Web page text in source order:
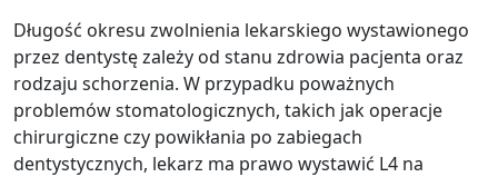
Długość okresu zwolnienia lekarskiego wystawionego
przez dentystę zależy od stanu zdrowia pacjenta oraz
rodzaju schorzenia. W przypadku poważnych
problemów stomatologicznych, takich jak operacje
chirurgiczne czy powikłania po zabiegach
dentystycznych, lekarz ma prawo wystawić L4 na